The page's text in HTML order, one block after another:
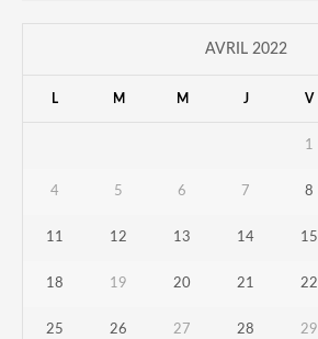
AVRIL 2022
L M M J V
1
4 5 6 7 8
11 12 13 14 15
18 19 20 21 22
25 26 27 28 29